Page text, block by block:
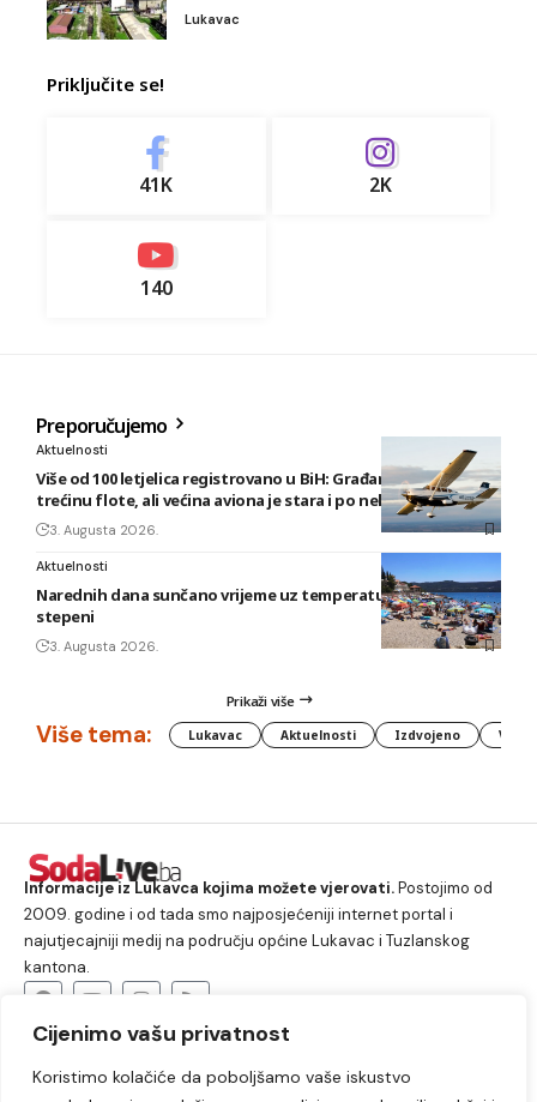
Cijenimo vašu privatnost
Koristimo kolačiće da poboljšamo vaše iskustvo
Lukavac
Priključite se!
41K 2K
140
Preporučujemo
Aktuelnosti
Više od 100 letjelica registrovano u BiH: Građani posjeduju
trećinu flote, ali većina aviona je stara i po nekoliko decenija
3. Augusta 2026.
Aktuelnosti
Narednih dana sunčano vrijeme uz temperature do 40
stepeni
3. Augusta 2026.
Prikaži više
Više tema: Lukavac Aktuelnosti Izdvojeno
Informacije iz Lukavca kojima možete vjerovati.Postojimo od
2009. godine i od tada smo najposjećeniji internet portal i
najutjecajniji medij na području općine Lukavac i Tuzlanskog
kantona.
Lukavac Društvo Crna hronika Sport